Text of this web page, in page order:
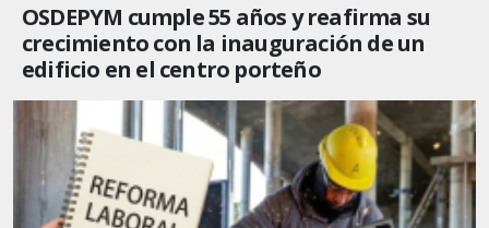
OSDEPYM cumple 55 años y reafirma su
crecimiento con la inauguración de un
edificio en el centro porteño